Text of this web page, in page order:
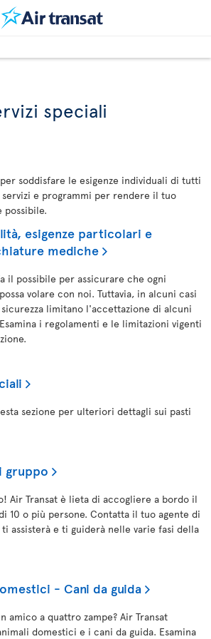
speciali
soddisfare le esigenze individuali di tutti
servizi e programmi per rendere il tuo
possibile.
esigenze particolari e
mediche
il possibile per assicurare che ogni
volare con noi. Tuttavia, in alcuni casi
limitano l'accettazione di alcuni
i regolamenti e le limitazioni vigenti
sezione per ulteriori dettagli sui pasti
gruppo
Air Transat è lieta di accogliere a bordo il
10 o più persone. Contatta il tuo agente di
ti assisterà e ti guiderà nelle varie fasi della
- Cani da guida
amico a quattro zampe? Air Transat
domestici e i cani da guida. Esamina